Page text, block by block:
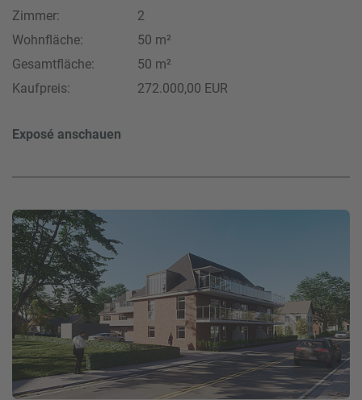
Zimmer:
2
Wohnfläche:
50 m²
Gesamtfläche:
50 m²
Kaufpreis:
272.000,00 EUR
Exposé anschauen